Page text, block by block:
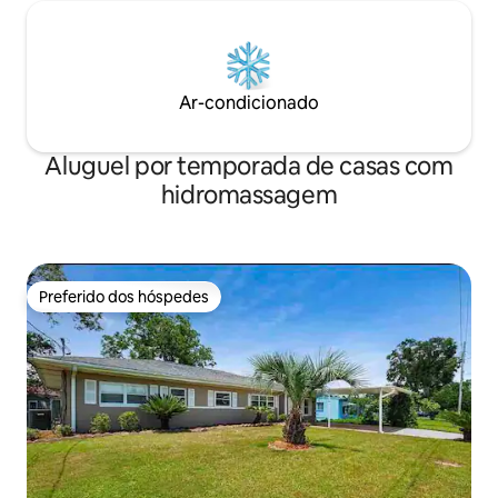
Ar-condicionado
Aluguel por temporada de casas com
hidromassagem
Preferido dos hóspedes
Preferido dos hóspedes